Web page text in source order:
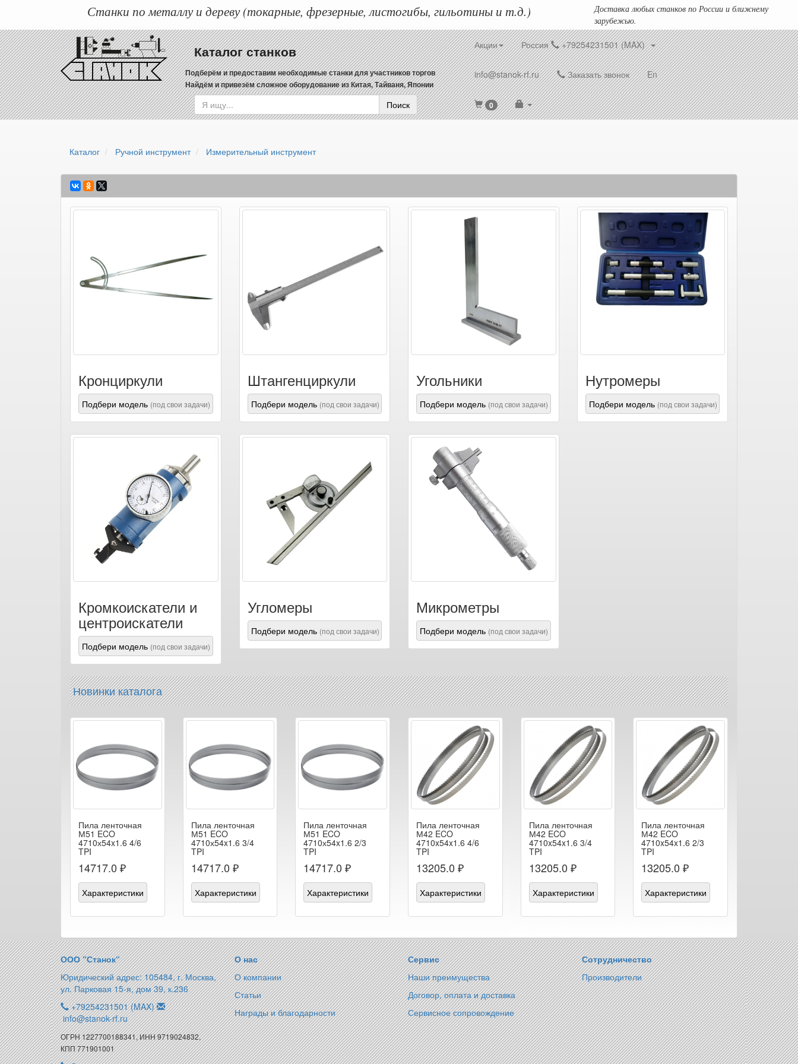
Станки по металлу и дереву (токарные, фрезерные, листогибы, гильотины и т.д.)
Доставка любых станков по России и ближнему
зарубежью.
Каталог станков
Подберём и предоставим необходимые станки для участников торгов
Найдём и привезём сложное оборудование из Китая, Тайваня, Японии
Поиск
Акции Россия +79254231501 (MAX)
info@stanok-rf.ru Заказать звонок En
0
Каталог Ручной инструмент Измерительный инструмент
Кронциркули
Подбери модель (под свои задачи)
Штангенциркули
Подбери модель (под свои задачи)
Угольники
Подбери модель (под свои задачи)
Нутромеры
Подбери модель (под свои задачи)
Кромкоискатели и
центроискатели
Подбери модель (под свои задачи)
Угломеры
Подбери модель (под свои задачи)
Микрометры
Подбери модель (под свои задачи)
Новинки каталога
Пила ленточная
М51 ECO
4710х54x1.6 4/6
TPI
14717.0 ₽
Характеристики
Пила ленточная
М51 ECO
4710х54x1.6 3/4
TPI
14717.0 ₽
Характеристики
Пила ленточная
М51 ECO
4710х54x1.6 2/3
TPI
14717.0 ₽
Характеристики
Пила ленточная
М42 ECO
4710x54x1.6 4/6
TPI
13205.0 ₽
Характеристики
Пила ленточная
М42 ECO
4710x54x1.6 3/4
TPI
13205.0 ₽
Характеристики
Пила ленточная
М42 ECO
4710x54x1.6 2/3
TPI
13205.0 ₽
Характеристики
ООО “Станок“
Юридический адрес: 105484, г. Москва,
ул. Парковая 15-я, дом 39, к.236
+79254231501 (MAX)
info@stanok-rf.ru
ОГРН 1227700188341, ИНН 9719024832,
КПП 771901001
О нас
О компании
Статьи
Награды и благодарности
Сервис
Наши преимущества
Договор, оплата и доставка
Сервисное сопровождение
Сотрудничество
Производители